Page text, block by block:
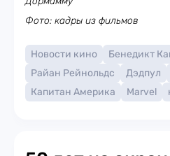
Фото: кадры из фильмов
Новости кино
Бенедикт
Райан Рейнольдс
Дэдпул
Капитан Америка
Marvel